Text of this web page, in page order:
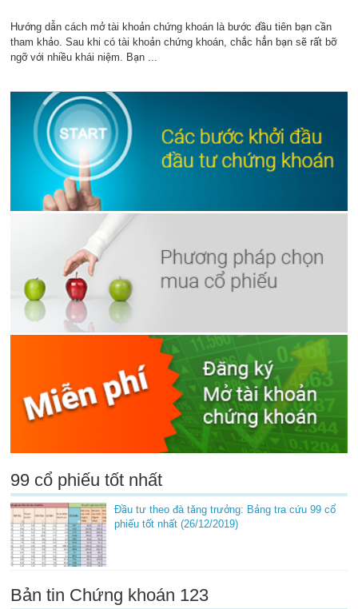
Hướng dẫn cách mở tài khoản chứng khoán là bước đầu tiên bạn cần
tham khảo. Sau khi có tài khoản chứng khoán, chắc hẳn bạn sẽ rất bỡ
ngỡ với nhiều khái niệm. Bạn ...
99 cổ phiếu tốt nhất
Đầu tư theo đà tăng trưởng: Bảng tra cứu 99 cổ
phiếu tốt nhất (26/12/2019)
Bản tin Chứng khoán 123